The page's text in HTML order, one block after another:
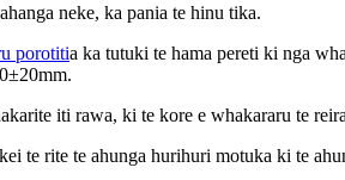
neke, ka pania te hinu tika.
porotitia ka tutuki te hama pereti ki nga
iti rawa, ki te kore e whakararu te
te rite te ahunga hurihuri motuka ki te